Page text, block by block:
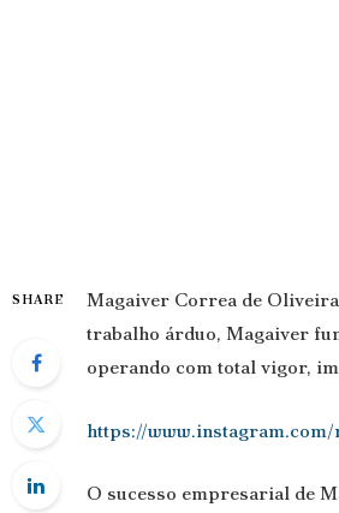
SHARE
Magaiver Correa de
trabalho árduo, Magaiver
operando com total vigor,
https://
O sucesso empresarial de